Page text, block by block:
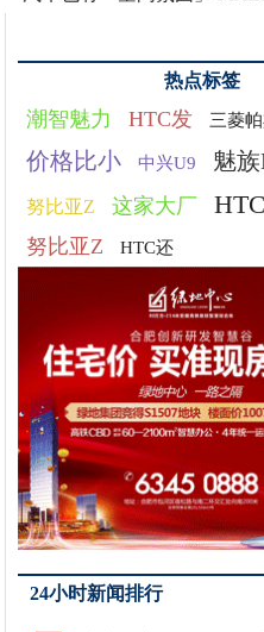
热点标签
潮智魅力 HTC发 三菱
价格比小 中兴U9 魅
努比亚Z 这家大厂
努比亚Z
HTC还
24小时新闻排行